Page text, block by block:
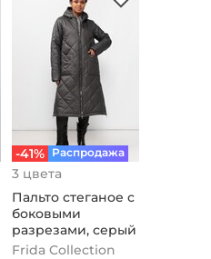
-41% Распродажа
3 цвета
Пальто стеганое с
боковыми
разрезами, серый
Frida Collection